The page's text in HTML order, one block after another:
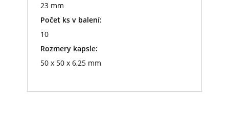
23 mm
Počet ks v balení:
10
Rozmery kapsle:
50 x 50 x 6,25 mm